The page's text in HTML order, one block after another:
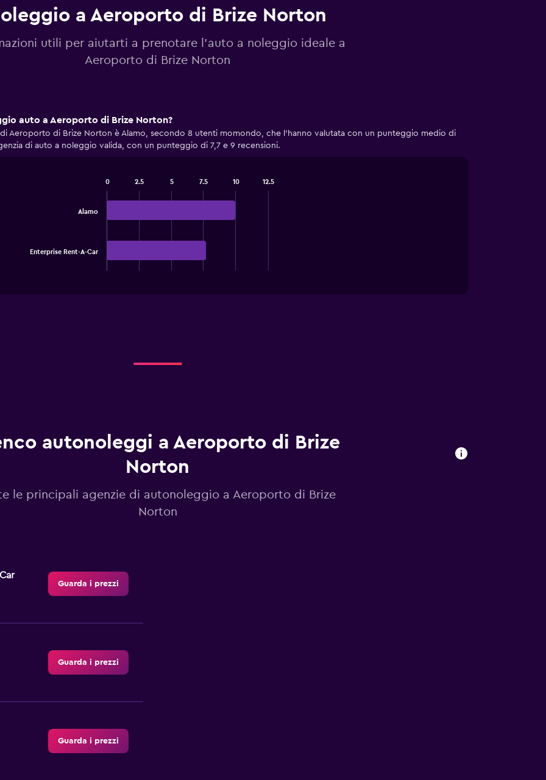
a Aeroporto di Brize Norton
utili per aiutarti a prenotare l'auto a noleggio ideale a
Aeroporto di Brize Norton
auto a Aeroporto di Brize Norton?
Aeroporto di Brize Norton è Alamo, secondo 8 utenti momondo, che l'hanno valutata con un punteggio medio di
di auto a noleggio valida, con un punteggio di 7,7 e 9 recensioni.
The
axis
displaying
to
Alamo
Enterprise Rent-A-Car
0 2.5 5 7.5 10 12.5
autonoleggi a Aeroporto di Brize
Norton
le principali agenzie di autonoleggio a Aeroporto di Brize
Norton
Guarda i prezzi
Guarda i prezzi
Guarda i prezzi